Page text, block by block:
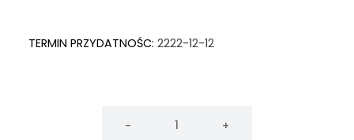
TERMIN PRZYDATNOŚC: 2222-12-12
Szczotka